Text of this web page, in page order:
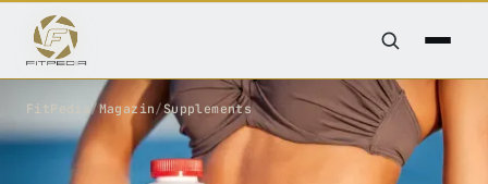
FitPedia/Magazin/Supplements